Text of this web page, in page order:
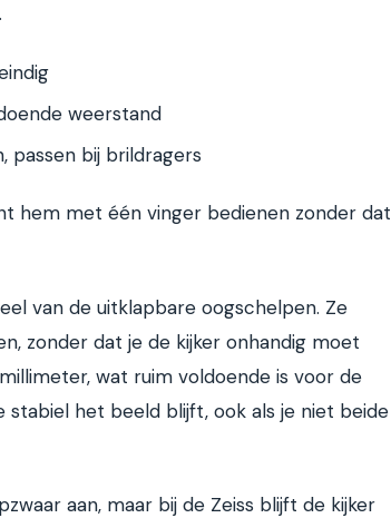
weerstand
passen bij brildragers
hem met één vinger bedienen zonder dat
van de uitklapbare oogschelpen. Ze
zonder dat je de kijker onhandig moet
wat ruim voldoende is voor de
het beeld blijft, ook als je niet beide
aan, maar bij de Zeiss blijft de kijker